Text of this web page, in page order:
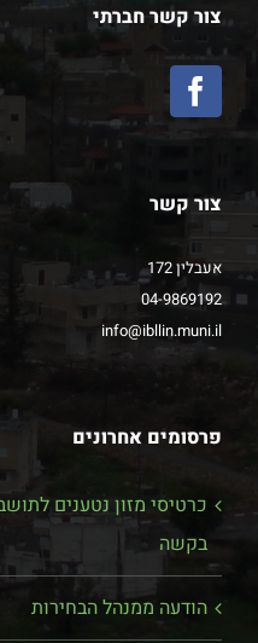
צור קשר חברתי
צור קשר
אעבלין 172
04-9869192
info@ibllin.muni.il
פרסומים אחרונים
כרטיסי מזון נטענים
בקשה
הודעה ממנהל הבחירות